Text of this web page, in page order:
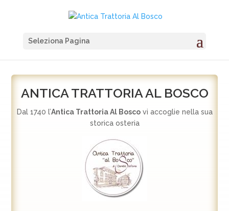
Seleziona Pagina
ANTICA TRATTORIA AL BOSCO
Dal 1740 l’Antica Trattoria Al Boscovi accoglie nella sua
storica osteria